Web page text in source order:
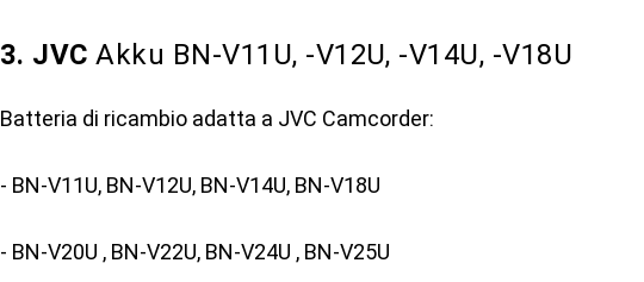
3. JVC Akku BN-V11U, -V12U, -V14U, -V18U
Batteria di ricambio adatta a JVC Camcorder:
- BN-V11U, BN-V12U, BN-V14U, BN-V18U
- BN-V20U , BN-V22U, BN-V24U , BN-V25U